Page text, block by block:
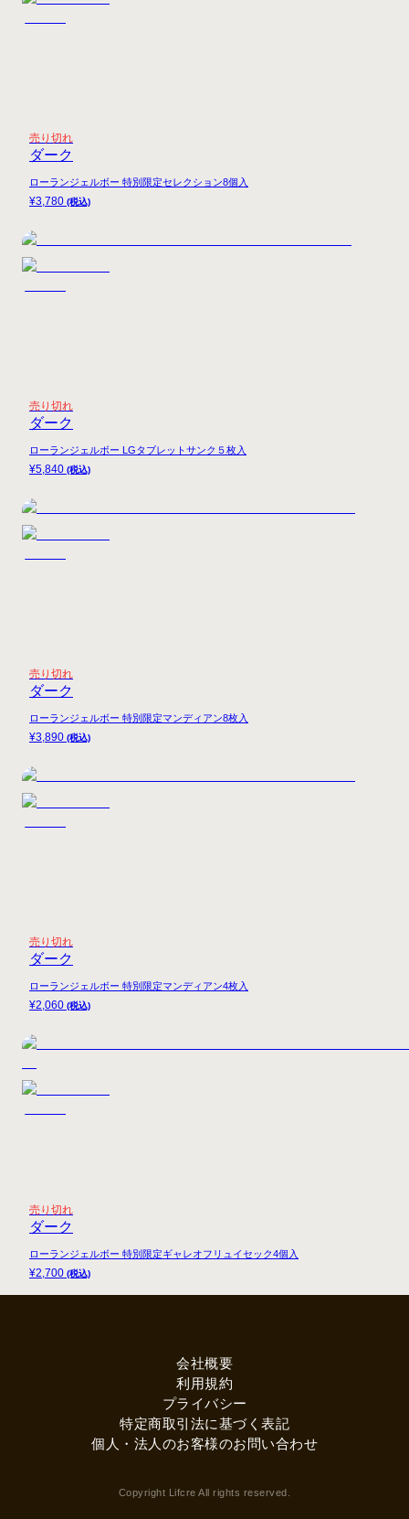
¥3,780 (税込)
売り切れ
ローランジェルボー 特別限定セレクション8個入
ダーク
¥5,840 (税込)
売り切れ
ローランジェルボー LGタブレットサンク５枚入
ダーク
¥3,890 (税込)
売り切れ
ローランジェルボー 特別限定マンディアン8枚入
ダーク
¥2,060 (税込)
売り切れ
ローランジェルボー 特別限定マンディアン4枚入
ダーク
¥2,700 (税込)
売り切れ
ローランジェルボー 特別限定ギャレオフリュイセック4個入
ダーク
会社概要
利用規約
プライバシー
特定商取引法に基づく表記
個人・法人のお客様のお問い合わせ